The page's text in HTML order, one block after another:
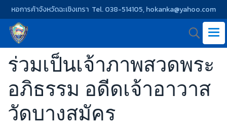
หอการค้าจังหวัดฉะเชิงเทรา Tel. 038-514105, hokanka@yahoo.com
ร่วมเป็นเจ้าภาพสวดพระ
อภิธรรม อดีดเจ้าอาวาส
วัดบางสมัคร